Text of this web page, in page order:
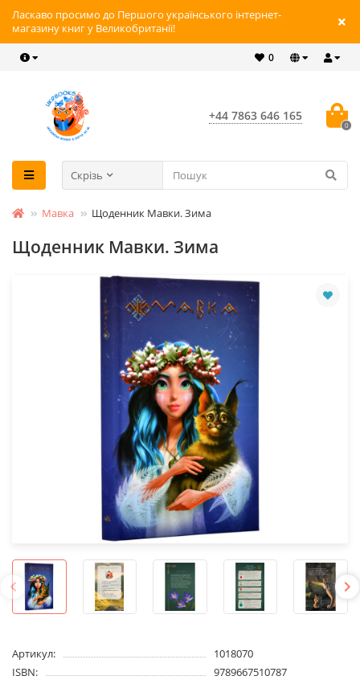
Ласкаво просимо до Першого українського інтернет-
магазину книг у Великобританії!
0
+44 7863 646 165
0
Скрізь
Мавка Щоденник Мавки. Зима
Щоденник Мавки. Зима
Артикул:
1018070
ISBN:
9789667510787